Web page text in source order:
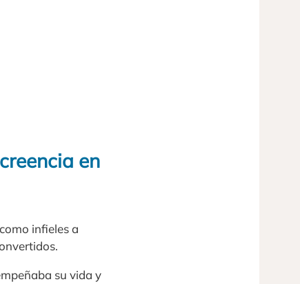
en
infieles a
su vida y